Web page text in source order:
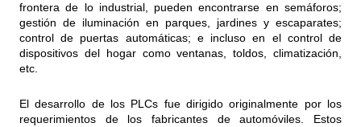
frontera de lo industrial, pueden encontrarse en semáforos;
gestión de iluminación en parques, jardines y escaparates;
control de puertas automáticas; e incluso en el control de
dispositivos del hogar como ventanas, toldos, climatización,
etc.
El desarrollo de los PLCs fue dirigido originalmente por los
requerimientos de los fabricantes de automóviles. Estos